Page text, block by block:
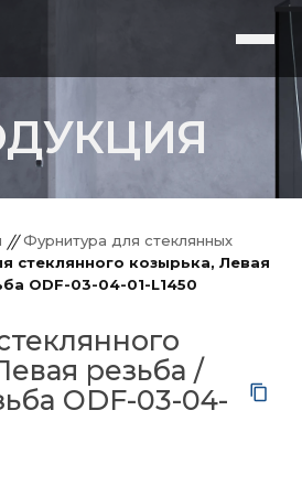
Фурнитура для стеклянных
стеклянного козырька, Левая
ODF-03-04-01-L1450
резьба /
ODF-03-04-